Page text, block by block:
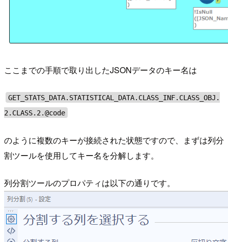
ここまでの手順で取り出したJSONデータのキー名は
GET_STATS_DATA.STATISTICAL_DATA.CLASS_INF.CLASS_OBJ.
2.CLASS.2.@code
のように複数のキーが接続された状態ですので、まずは列分
割ツールを使用してキー名を分解します。
列分割ツールのプロパティは以下の通りです。